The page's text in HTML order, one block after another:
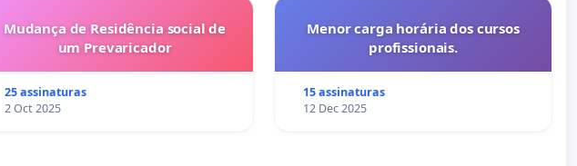
Mudança de Residência social de
um Prevaricador
25 assinaturas
2 Oct 2025
Menor carga horária dos cursos
profissionais.
15 assinaturas
12 Dec 2025